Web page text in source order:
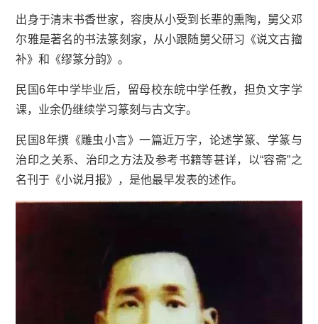
出身于清末书香世家，容庚从小受到长辈的熏陶，舅父邓
尔雅是著名的书法篆刻家，从小跟随舅父研习《说文古籀
补》和《缪篆分韵》。
民国6年中学毕业后，留母校东皖中学任教，担负文字学
课，业余仍继续学习篆刻与古文字。
民国8年撰《雕虫小言》一篇近万字，论述学篆、学篆与
治印之关系、治印之方法及参考书籍等甚详，以“容斋”之
名刊于《小说月报》，是他最早发表的述作。